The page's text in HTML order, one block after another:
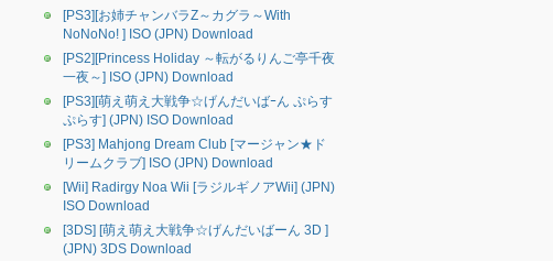
[PS3][お姉チャンバラZ～カグラ～With
NoNoNo! ] ISO (JPN) Download
[PS2][Princess Holiday ～転がるりんご亭千夜
一夜～] ISO (JPN) Download
[PS3][萌え萌え大戦争☆げんだいばｰん ぷらす
ぷらす] (JPN) ISO Download
[PS3] Mahjong Dream Club [マージャン★ド
リームクラブ] ISO (JPN) Download
[Wii] Radirgy Noa Wii [ラジルギノアWii] (JPN)
ISO Download
[3DS] [萌え萌え大戦争☆げんだいばーん 3D ]
(JPN) 3DS Download